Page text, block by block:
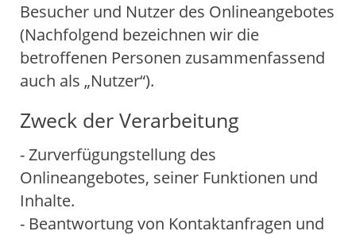
Besucher und Nutzer des Onlineangebotes
(Nachfolgend bezeichnen wir die
betroffenen Personen zusammenfassend
auch als „Nutzer“).
Zweck der Verarbeitung
- Zurverfügungstellung des
Onlineangebotes, seiner Funktionen und
Inhalte.
- Beantwortung von Kontaktanfragen und